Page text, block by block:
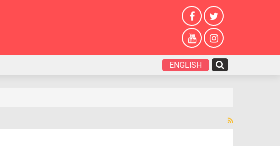
ENGLISH